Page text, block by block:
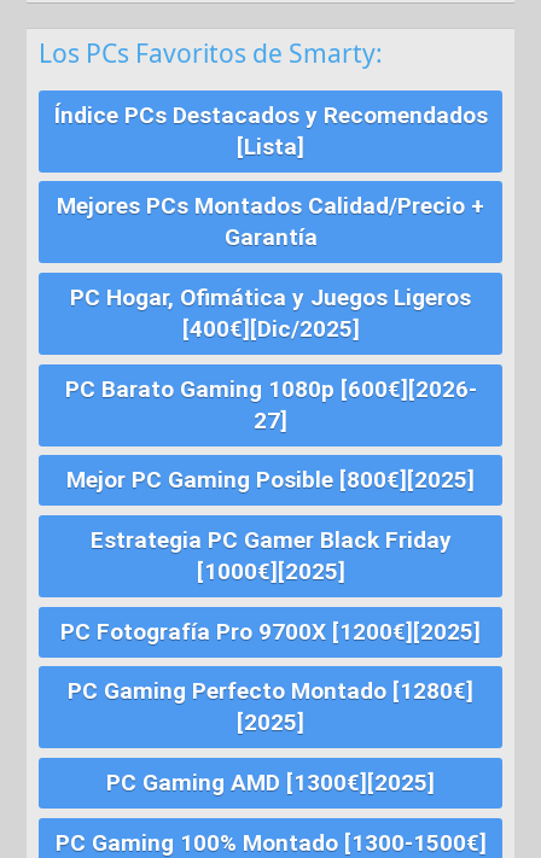
Los PCs Favoritos de Smarty:
Índice PCs Destacados y Recomendados
[Lista]
Mejores PCs Montados Calidad/Precio +
Garantía
PC Hogar, Ofimática y Juegos Ligeros
[400€][Dic/2025]
PC Barato Gaming 1080p [600€][2026-
27]
Mejor PC Gaming Posible [800€][2025]
Estrategia PC Gamer Black Friday
[1000€][2025]
PC Fotografía Pro 9700X [1200€][2025]
PC Gaming Perfecto Montado [1280€]
[2025]
PC Gaming AMD [1300€][2025]
PC Gaming 100% Montado [1300-1500€]